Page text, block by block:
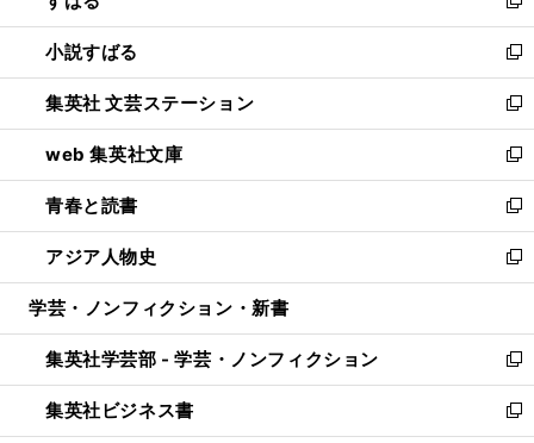
開
く
ウ
で
開
く
新
し
い
ウ
ィ
ン
ド
ウ
で
開
く
小説すばる
新
し
い
ウ
ィ
ン
ド
ウ
で
開
集英社 文芸ステーション
新
し
い
ウ
ィ
ン
ド
ウ
開
く
web 集英社文庫
新
し
い
ウ
ィ
ン
ウ
で
開
く
青春と読書
新
し
い
ウ
ン
ド
ウ
で
開
アジア人物史
新
し
ウ
ィ
ン
ド
ウ
学芸・ノンフィクション・新書
集英社学芸部 - 学芸・ノンフィクション
新
し
い
集英社ビジネス書
新